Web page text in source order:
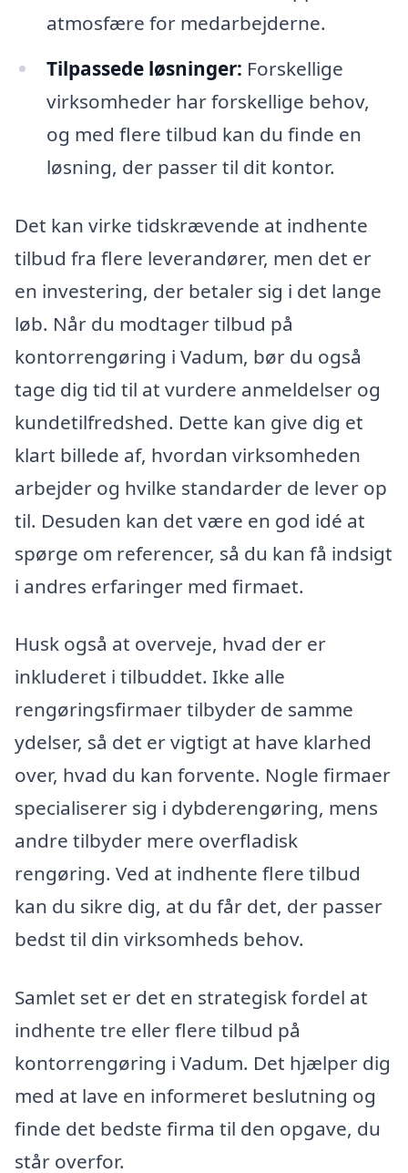
atmosfære for medarbejderne.
Tilpassede løsninger: Forskellige
virksomheder har forskellige behov,
og med flere tilbud kan du finde en
løsning, der passer til dit kontor.
Det kan virke tidskrævende at indhente
tilbud fra flere leverandører, men det er
en investering, der betaler sig i det lange
løb. Når du modtager tilbud på
kontorrengøring i Vadum, bør du også
tage dig tid til at vurdere anmeldelser og
kundetilfredshed. Dette kan give dig et
klart billede af, hvordan virksomheden
arbejder og hvilke standarder de lever op
til. Desuden kan det være en god idé at
spørge om referencer, så du kan få indsigt
i andres erfaringer med firmaet.
Husk også at overveje, hvad der er
inkluderet i tilbuddet. Ikke alle
rengøringsfirmaer tilbyder de samme
ydelser, så det er vigtigt at have klarhed
over, hvad du kan forvente. Nogle firmaer
specialiserer sig i dybderengøring, mens
andre tilbyder mere overfladisk
rengøring. Ved at indhente flere tilbud
kan du sikre dig, at du får det, der passer
bedst til din virksomheds behov.
Samlet set er det en strategisk fordel at
indhente tre eller flere tilbud på
kontorrengøring i Vadum. Det hjælper dig
med at lave en informeret beslutning og
finde det bedste firma til den opgave, du
står overfor.